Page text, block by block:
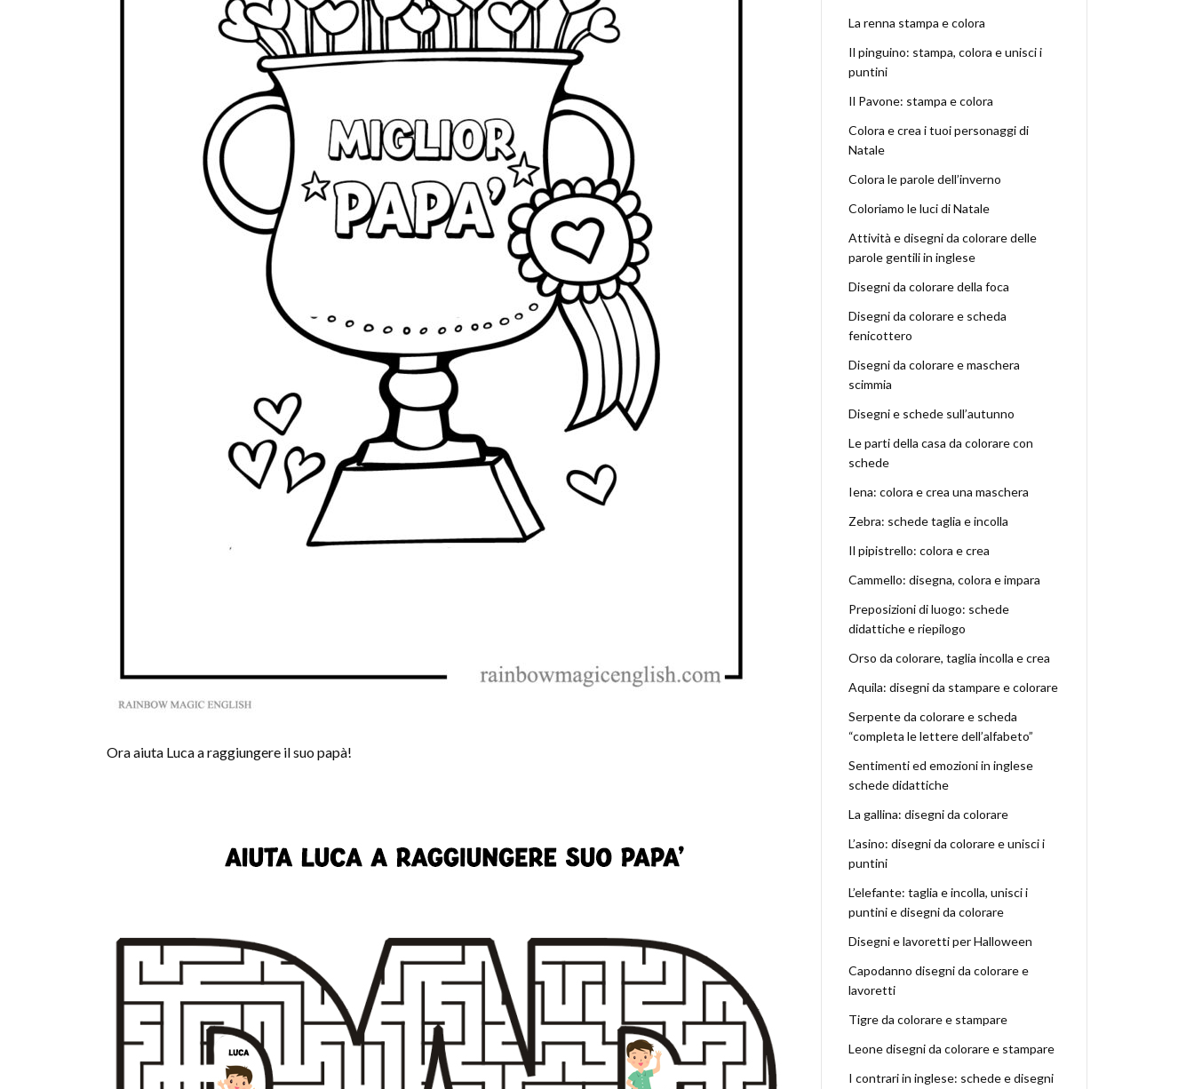
Ora aiuta Luca a raggiungere il suo papà!
La renna stampa e colora
Il pinguino: stampa, colora e unisci i
puntini
Il Pavone: stampa e colora
Colora e crea i tuoi personaggi di
Natale
Colora le parole dell’inverno
Coloriamo le luci di Natale
Attività e disegni da colorare delle
parole gentili in inglese
Disegni da colorare della foca
Disegni da colorare e scheda
fenicottero
Disegni da colorare e maschera
scimmia
Disegni e schede sull’autunno
Le parti della casa da colorare con
schede
Iena: colora e crea una maschera
Zebra: schede taglia e incolla
Il pipistrello: colora e crea
Cammello: disegna, colora e impara
Preposizioni di luogo: schede
didattiche e riepilogo
Orso da colorare, taglia incolla e crea
Aquila: disegni da stampare e colorare
Serpente da colorare e scheda
“completa le lettere dell’alfabeto”
Sentimenti ed emozioni in inglese
schede didattiche
La gallina: disegni da colorare
L’asino: disegni da colorare e unisci i
puntini
L’elefante: taglia e incolla, unisci i
puntini e disegni da colorare
Disegni e lavoretti per Halloween
Capodanno disegni da colorare e
lavoretti
Tigre da colorare e stampare
Leone disegni da colorare e stampare
I contrari in inglese: schede e disegni